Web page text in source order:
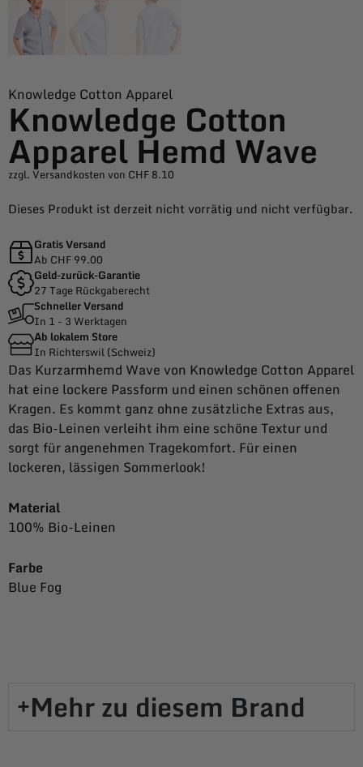
Knowledge Cotton Apparel
Knowledge Cotton
Apparel Hemd Wave
zzgl. Versandkosten von CHF 8.10
Dieses Produkt ist derzeit nicht vorrätig und nicht verfügbar.
Gratis Versand
Ab CHF 99.00
Geld-zurück-Garantie
27 Tage Rückgaberecht
Schneller Versand
In 1 - 3 Werktagen
Ab lokalem Store
In Richterswil (Schweiz)
Das Kurzarmhemd Wave von Knowledge Cotton Apparel
hat eine lockere Passform und einen schönen offenen
Kragen. Es kommt ganz ohne zusätzliche Extras aus,
das Bio-Leinen verleiht ihm eine schöne Textur und
sorgt für angenehmen Tragekomfort. Für einen
lockeren, lässigen Sommerlook!
Material
100% Bio-Leinen
Farbe
Blue Fog
Mehr zu diesem Brand​